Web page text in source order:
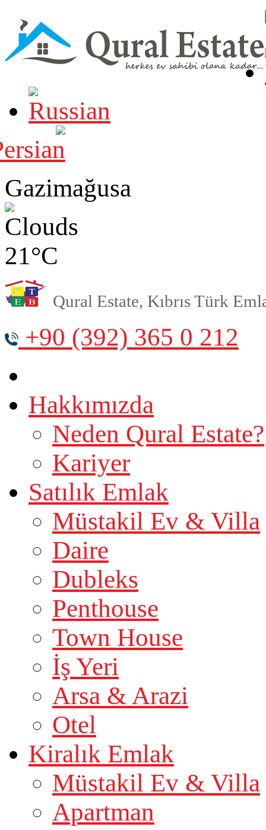
Gazimağusa
21°C
Qural Estate, Kıbrıs Türk
+90 (392) 365 0 212
Hakkımızda
Neden Qural Estate?
Kariyer
Satılık Emlak
Müstakil Ev & Villa
Daire
Dubleks
Penthouse
Town House
İş Yeri
Arsa & Arazi
Otel
Kiralık Emlak
Müstakil Ev & Villa
Apartman